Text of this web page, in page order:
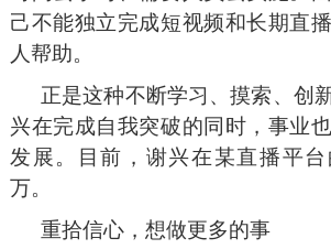
己不能独立完成短视频和长期直
人帮助。
正是这种不断学习、摸索、创
兴在完成自我突破的同时，事业
发展。目前，谢兴在某直播平
万。
重拾信心，想做更多的事